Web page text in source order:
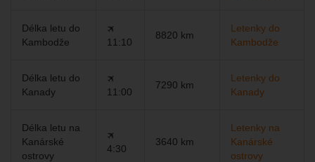
Délka letu do
Kambodže
🛪
11:10
8820 km
Letenky do
Kambodže
Délka letu do
Kanady
🛪
11:00
7290 km
Letenky do
Kanady
Délka letu na
Kanárské
ostrovy
🛪
4:30
3640 km
Letenky na
Kanárské
ostrovy